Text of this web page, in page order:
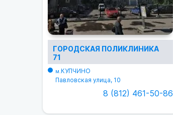
ГОРОДСКАЯ ПОЛИКЛИНИКА
71
м.КУПЧИНО
Павловская улица, 10
8 (812) 461-50-86